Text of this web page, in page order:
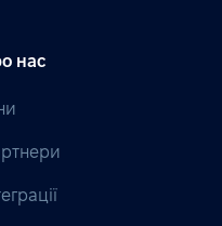
нас